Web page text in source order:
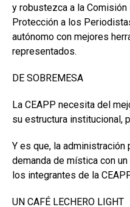
y robustezca a la
Protección a los
autónomo con mejores
representados.
DE SOBREMESA
La CEAPP necesita del
su estructura institucional,
Y es que, la
demanda de mística con
los integrantes de la
UN CAFÉ LECHERO LIGHT